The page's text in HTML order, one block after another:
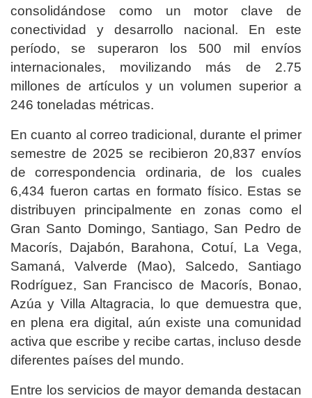
consolidándose como un motor clave de
conectividad y desarrollo nacional. En este
período, se superaron los 500 mil envíos
internacionales, movilizando más de 2.75
millones de artículos y un volumen superior a
246 toneladas métricas.
En cuanto al correo tradicional, durante el primer
semestre de 2025 se recibieron 20,837 envíos
de correspondencia ordinaria, de los cuales
6,434 fueron cartas en formato físico. Estas se
distribuyen principalmente en zonas como el
Gran Santo Domingo, Santiago, San Pedro de
Macorís, Dajabón, Barahona, Cotuí, La Vega,
Samaná, Valverde (Mao), Salcedo, Santiago
Rodríguez, San Francisco de Macorís, Bonao,
Azúa y Villa Altagracia, lo que demuestra que,
en plena era digital, aún existe una comunidad
activa que escribe y recibe cartas, incluso desde
diferentes países del mundo.
Entre los servicios de mayor demanda destacan